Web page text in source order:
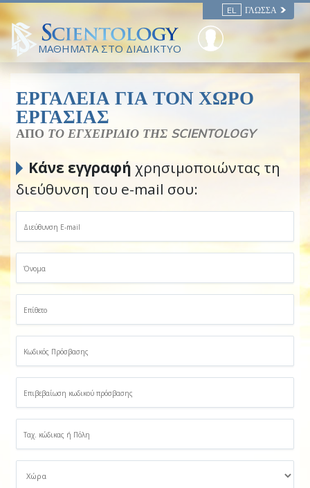
EL ΓΛΏΣΣΑ
ΜΑΘΗΜΑΤΑ ΣΤΟ ΔΙΑΔΙΚΤΥΟ
ΕΡΓΑΛΕΙΑ ΓΙΑ ΤΟΝ ΧΩΡΟ
ΕΡΓΑΣΙΑΣ
ΑΠΟ ΤΟ ΕΓΧΕΙΡΙΔΙΟ ΤΗΣ SCIENTOLOGY
Κάνε εγγραφή χρησιμοποιώντας τη
διεύθυνση του e-mail σου: